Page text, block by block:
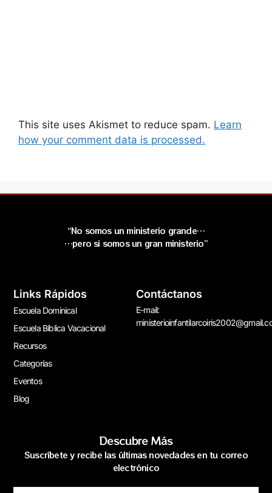
This site uses Akismet to reduce spam. Learn
how your comment data is processed.
“No somos un ministerio grande…
…pero si somos un gran ministerio”
Links Rápidos
Escuela Dominical
Escuela Bíblica Vacacional
Recursos
Categorías
Eventos
Blog
Contáctanos
E-mail:
Descubre Más
Suscríbete y recibe las últimas novedades en tu correo
electrónico